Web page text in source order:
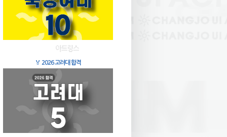
🏅 2026 고려대 합격